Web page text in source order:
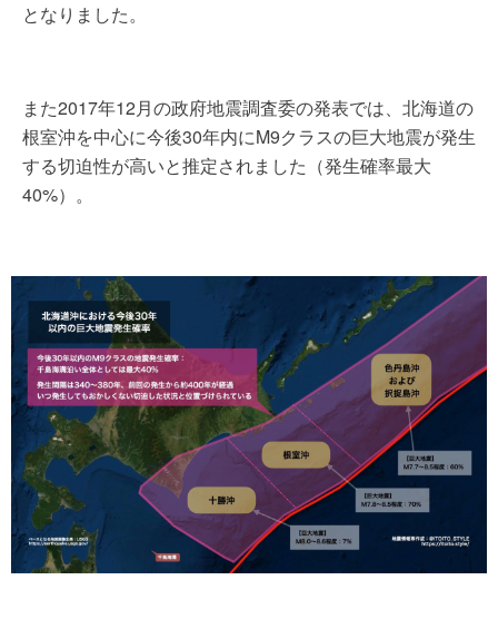
となりました。
また2017年12月の政府地震調査委の発表では、北海道の
根室沖を中心に今後30年内にM9クラスの巨大地震が発生
する切迫性が高いと推定されました（発生確率最大
40%）。